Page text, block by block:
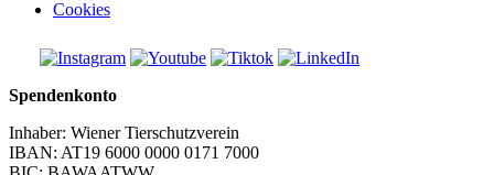
Cookies
Spendenkonto
Inhaber: Wiener Tierschutzverein
IBAN: AT19 6000 0000 0171 7000